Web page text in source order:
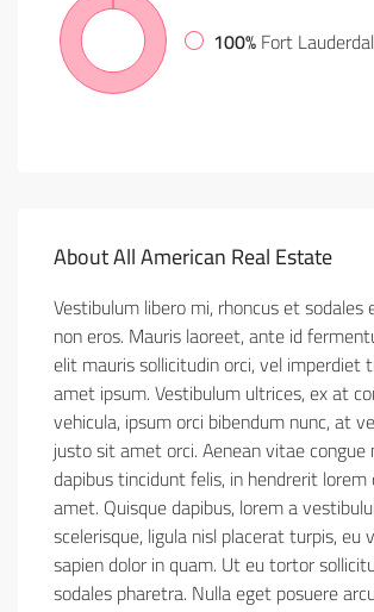
100%Fort
About All American Real Estate
Vestibulum libero mi, rhoncus et sodales
non eros. Mauris laoreet, ante id
elit mauris sollicitudin orci, vel imperdiet
amet ipsum. Vestibulum ultrices, ex at
vehicula, ipsum orci bibendum nunc, at
justo sit amet orci. Aenean vitae congue
dapibus tincidunt felis, in hendrerit
amet. Quisque dapibus, lorem a
scelerisque, ligula nisl placerat turpis, eu
sapien dolor in quam. Ut eu tortor
sodales pharetra. Nulla eget posuere